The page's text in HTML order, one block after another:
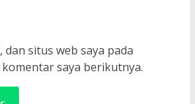
dan situs web saya pada
saya berikutnya.